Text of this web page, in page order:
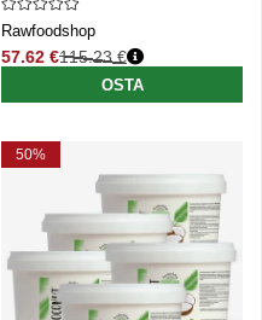
Rawfoodshop
57.62 €
Normaali hinta
115.23 €
OSTA
50%